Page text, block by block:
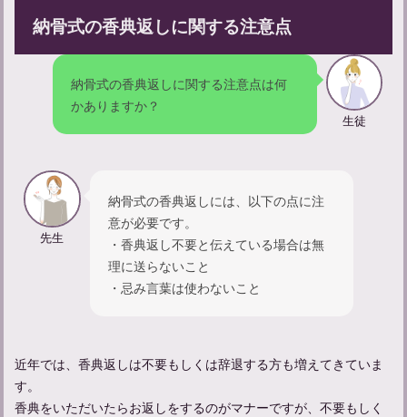
忌中やってはいけないことについて解説
適切な遺体管理のポイントと安置場所選び、その重要性とは
精進落としでの献杯の挨拶の仕方：関係性別の例文も紹介
納骨式の香典返しに関する注意点
納骨式の香典返しに関する注意点は何
かありますか？
生徒
先生
納骨式の香典返しには、以下の点に注
意が必要です。
・香典返し不要と伝えている場合は無
理に送らないこと
・忌み言葉は使わないこと
近年では、香典返しは不要もしくは辞退する方も増えてきていま
す。
香典をいただいたらお返しをするのがマナーですが、不要もしく